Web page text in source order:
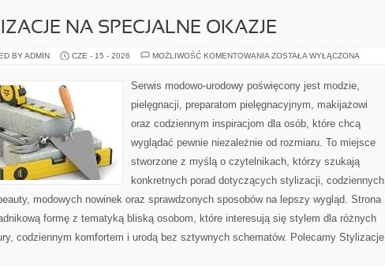
NA SPECJALNE OKAZJE
BY ADMIN CZE - 15 - 2026 MOŻLIWOŚĆ KOMENTOWANIA STYLIZACJE
OKAZJE
ZOSTAŁA WYŁĄCZONA
Serwis modowo-urodowy poświęcony jest modzie,
pielęgnacji, preparatom pielęgnacyjnym, makijażowi
oraz codziennym inspiracjom dla osób, które chcą
wyglądać pewnie niezależnie od rozmiaru. To miejsce
stworzone z myślą o czytelnikach, którzy szukają
konkretnych porad dotyczących stylizacji, codziennych
modowych nowinek oraz sprawdzonych sposobów na lepszy wygląd. Strona
formę z tematyką bliską osobom, które interesują się stylem dla różnych
codziennym komfortem i urodą bez sztywnych schematów. Polecamy Stylizacje